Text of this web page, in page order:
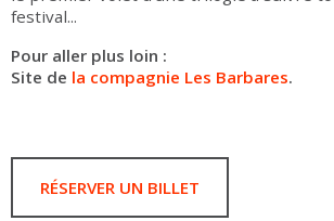
festival...
Pour aller plus loin :
Site de la compagnie Les Barbares.
RÉSERVER UN BILLET